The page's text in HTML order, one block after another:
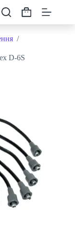
Кошик
/
D-6S